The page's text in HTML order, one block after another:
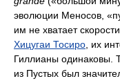
эволюции Меносов,
им не хватает
Хицугаи Тосиро , их
Гиллианы одинаковы.
из Пустых был